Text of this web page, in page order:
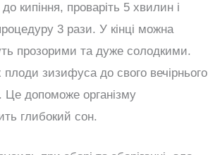
кипіння, проваріть 5 хвилин і
3 рази. У кінці можна
прозорими та дуже солодкими.
плоди зизифуса до свого вечірнього
допоможе організму
глибокий сон.